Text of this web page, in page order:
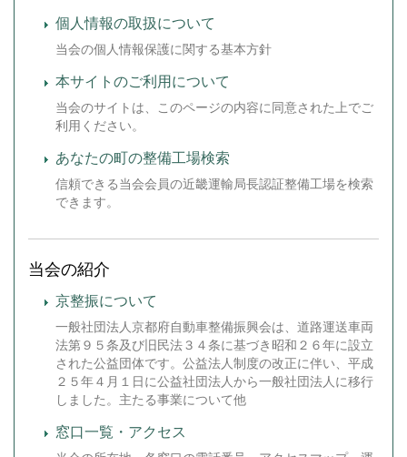
個人情報の取扱について
当会の個人情報保護に関する基本方針
本サイトのご利用について
当会のサイトは、このページの内容に同意された上でご
利用ください。
あなたの町の整備工場検索
信頼できる当会会員の近畿運輸局長認証整備工場を検索
できます。
当会の紹介
京整振について
一般社団法人京都府自動車整備振興会は、道路運送車両
法第９５条及び旧民法３４条に基づき昭和２６年に設立
された公益団体です。公益法人制度の改正に伴い、平成
２５年４月１日に公益社団法人から一般社団法人に移行
しました。主たる事業について他
窓口一覧・アクセス